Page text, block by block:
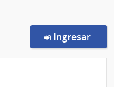
Ingresar